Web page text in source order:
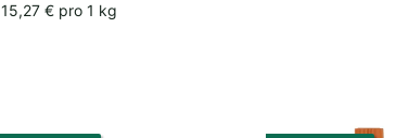
15,27 € pro 1 kg